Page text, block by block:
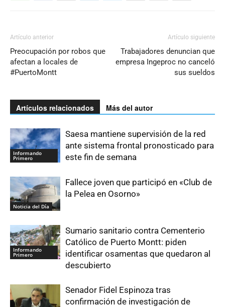
Artículo anterior
Preocupación por robos que
afectan a locales de
#PuertoMontt
Artículo siguiente
Trabajadores denuncian que
empresa Ingeproc no canceló
sus sueldos
Artículos relacionados Más del autor
Informando
Primero
Saesa mantiene supervisión de la red
ante sistema frontal pronosticado para
este fin de semana
Noticia del Día
Fallece joven que participó en «Club de
la Pelea en Osorno»
Informando
Primero
Sumario sanitario contra Cementerio
Católico de Puerto Montt: piden
identificar osamentas que quedaron al
descubierto
Senador Fidel Espinoza tras
confirmación de investigación de